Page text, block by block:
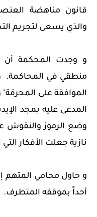
والذي يسعى لتجريم
و وجدت المحكمة أن
منطقي في المحاكمة.
الموافقة على
المدعى عليه يمجد
وضع الرموز والنقوش
نازية جعلت الأفكار
و حاول محامي المتهم
أحداً بموقفه المتطرف.